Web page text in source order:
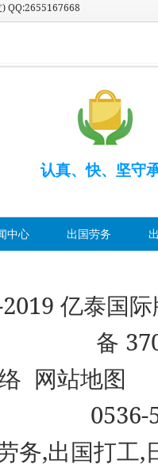
QQ:2655167668
认真、快、坚守
中心 出国劳务
亿泰国
备
网站地图
0536-
务,出国打工